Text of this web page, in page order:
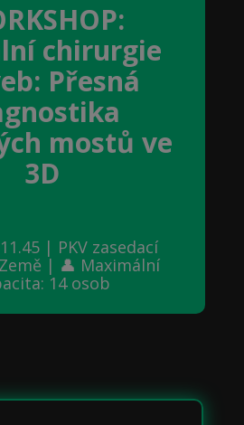
chirurgie
Přesná
mostů ve
3D
| PKV zasedací
| 👤 Maximální
14 osob